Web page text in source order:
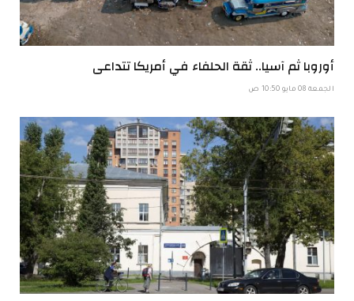
أوروبا ثم آسيا.. ثقة الحلفاء في أمريكا تتداعى
الجمعة 08 مايو 10:50 ص